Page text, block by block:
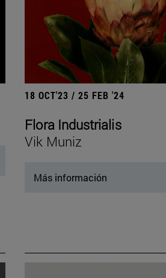
18 OCT'23 / 25 FEB '24
Flora Industrialis
Vik Muniz
Más información